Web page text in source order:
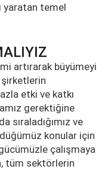
yaratan temel
artırarak büyümeyi
etki ve katkı
gerektiğine
sıraladığımız ve
konular için
çalışmaya
tüm sektörlerin